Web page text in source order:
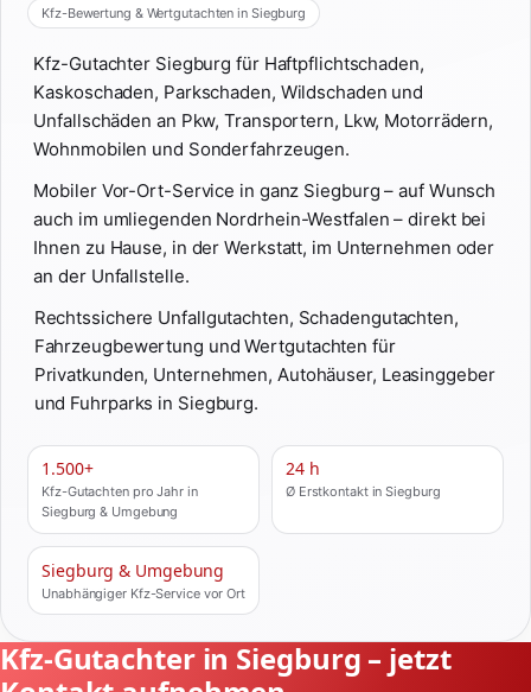
Kfz-Bewertung & Wertgutachten in Siegburg
Kfz-Gutachter Siegburg für Haftpflichtschaden,
Kaskoschaden, Parkschaden, Wildschaden und
Unfallschäden an Pkw, Transportern, Lkw, Motorrädern,
Wohnmobilen und Sonderfahrzeugen.
Mobiler Vor-Ort-Service in ganz Siegburg – auf Wunsch
auch im umliegenden Nordrhein-Westfalen – direkt bei
Ihnen zu Hause, in der Werkstatt, im Unternehmen oder
an der Unfallstelle.
Rechtssichere Unfallgutachten, Schadengutachten,
Fahrzeugbewertung und Wertgutachten für
Privatkunden, Unternehmen, Autohäuser, Leasinggeber
und Fuhrparks in Siegburg.
1.500+
Kfz-Gutachten pro Jahr in
Siegburg & Umgebung
24 h
Ø Erstkontakt in Siegburg
Siegburg & Umgebung
Unabhängiger Kfz-Service vor Ort
Kfz-Gutachter in Siegburg – jetzt